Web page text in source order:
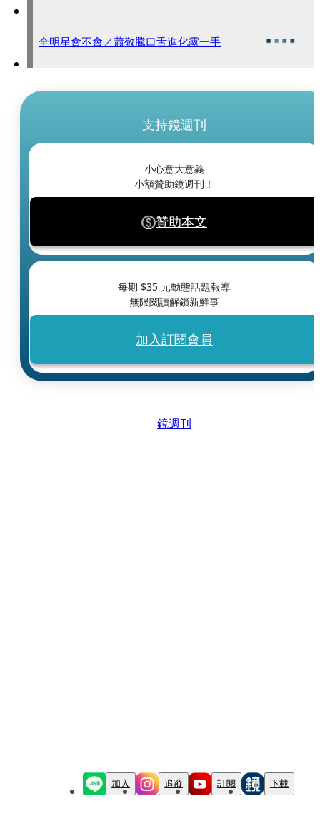
全明星會不會／蕭敬騰口舌進化露一手
支持鏡週刊
小心意大意義
小額贊助鏡週刊！
贊助本文
每期 $35 元動態話題報導
無限閱讀解鎖新鮮事
加入訂閱會員
鏡週刊
加入 追蹤 訂閱 下載